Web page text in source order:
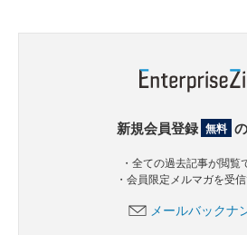
新規会員登録 無料
・全ての過去記事が閲覧
・会員限定メルマガを受
メールバックナ